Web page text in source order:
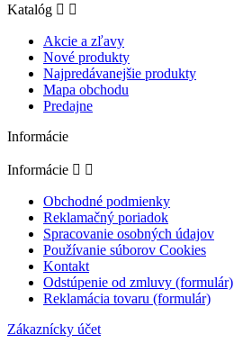
Katalóg  
Akcie a zľavy
Nové produkty
Najpredávanejšie produkty
Mapa obchodu
Predajne
Informácie
Informácie  
Obchodné podmienky
Reklamačný poriadok
Spracovanie osobných údajov
Používanie súborov Cookies
Kontakt
Odstúpenie od zmluvy (formulár)
Reklamácia tovaru (formulár)
Zákaznícky účet